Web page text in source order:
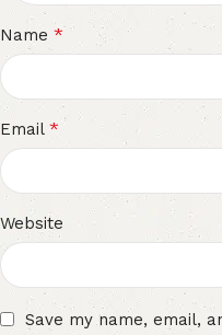
Name *
Email *
Website
Save my name, email,